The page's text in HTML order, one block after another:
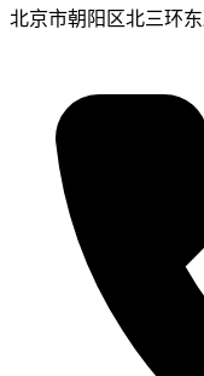
北京市朝阳区北三环